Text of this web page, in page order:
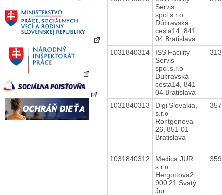
Servis
spol.s.r.o
Dúbravská
cesta14, 841
04 Bratislava
1031840314
ISS Facility
Servis
spol.s.r.o
Dúbravská
cesta14, 841
04 Bratislava
1031840313
Digi Slovakia,
s.r.o
Rontgenova
26, 851 01
Bratislava
1031840312
Medica JUR
s.r.o
Hergottova2,
900 21 Svätý
Jur